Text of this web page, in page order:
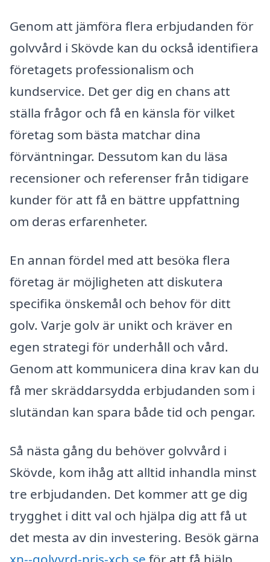
Genom att jämföra flera erbjudanden för
golvvård i Skövde kan du också identifiera
företagets professionalism och
kundservice. Det ger dig en chans att
ställa frågor och få en känsla för vilket
företag som bästa matchar dina
förväntningar. Dessutom kan du läsa
recensioner och referenser från tidigare
kunder för att få en bättre uppfattning
om deras erfarenheter.
En annan fördel med att besöka flera
företag är möjligheten att diskutera
specifika önskemål och behov för ditt
golv. Varje golv är unikt och kräver en
egen strategi för underhåll och vård.
Genom att kommunicera dina krav kan du
få mer skräddarsydda erbjudanden som i
slutändan kan spara både tid och pengar.
Så nästa gång du behöver golvvård i
Skövde, kom ihåg att alltid inhandla minst
tre erbjudanden. Det kommer att ge dig
trygghet i ditt val och hjälpa dig att få ut
det mesta av din investering. Besök gärna